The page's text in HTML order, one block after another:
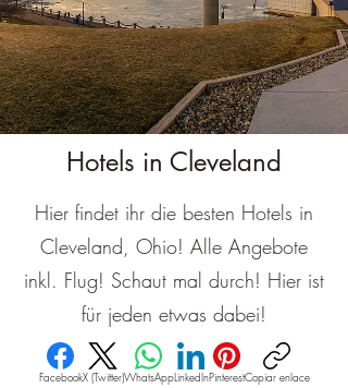
Hotels in Cleveland
Hier findet ihr die besten Hotels in
Cleveland, Ohio! Alle Angebote
inkl. Flug! Schaut mal durch! Hier ist
für jeden etwas dabei!
FacebookX (Twitter)WhatsAppLinkedInPinterestCopiar enlace